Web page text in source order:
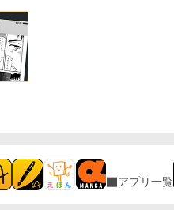
アプリ一覧